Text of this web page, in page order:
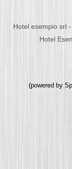
Hotel esempio srl
Hotel
(powered by